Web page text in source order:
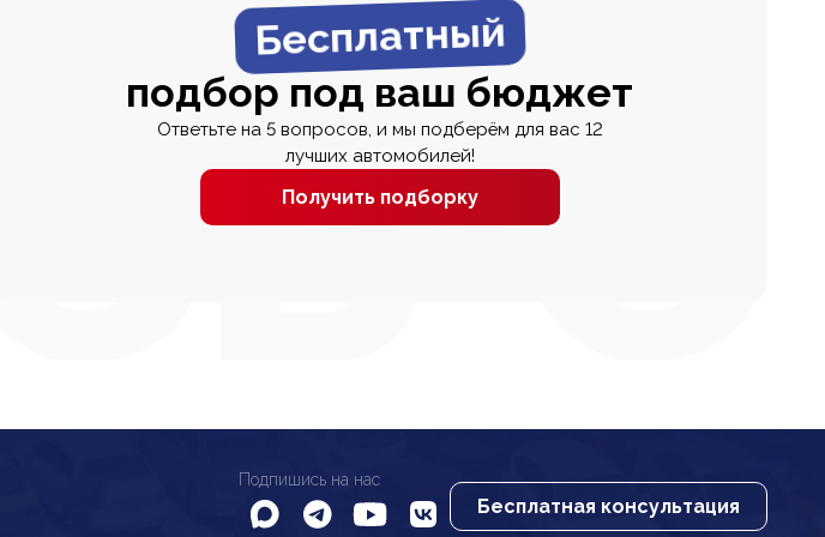
Бесплатный
подбор под ваш бюджет
Ответьте на 5 вопросов, и мы подберём для вас 12
лучших автомобилей!
Получить подборку
Подпишись на нас
Бесплатная консультация